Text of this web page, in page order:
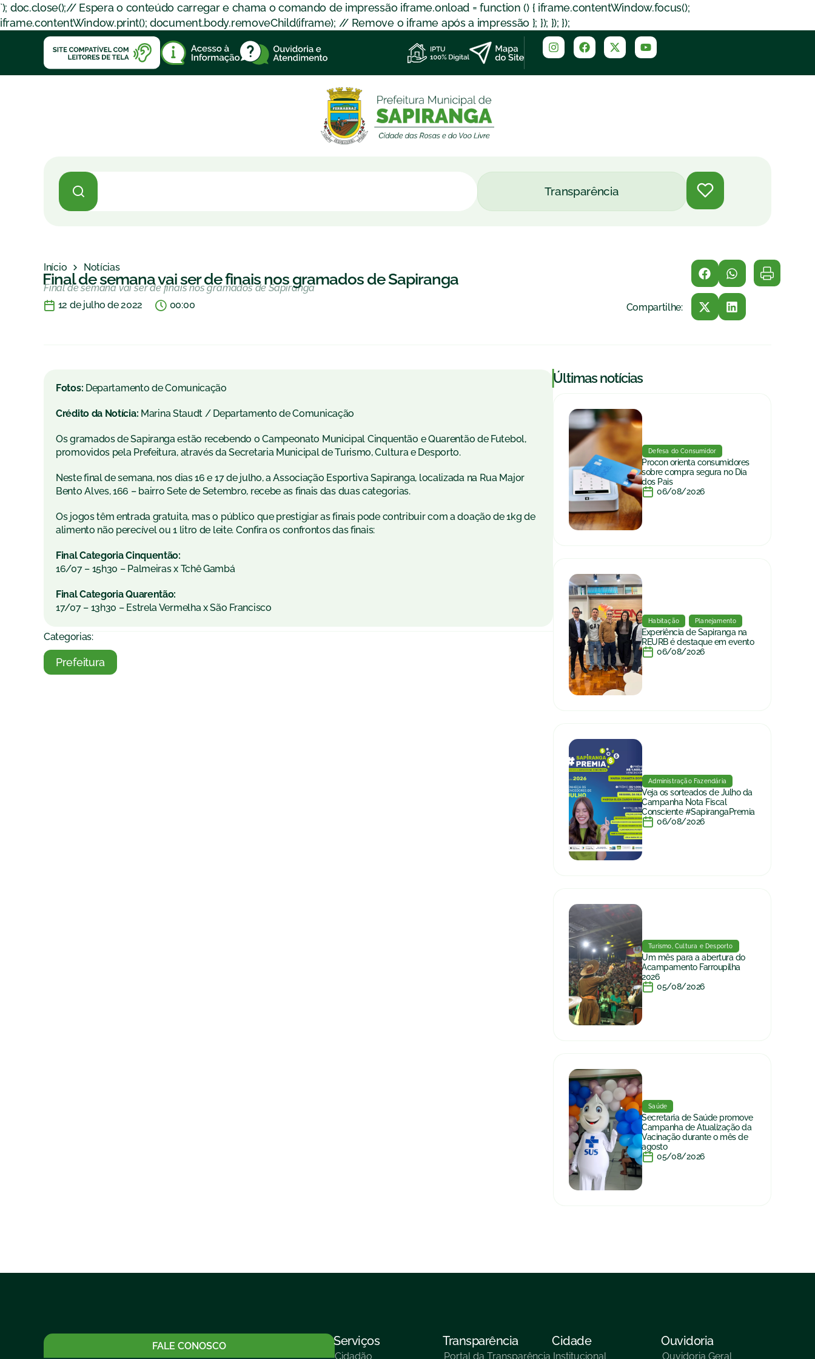
`); doc.close();// Espera o conteúdo carregar e chama o comando de impressão iframe.onload = function () { iframe.contentWindow.focus();
iframe.contentWindow.print(); document.body.removeChild(iframe); // Remove o iframe após a impressão }; }); }); });
Transparência
Início Notícias
Final de semana vai ser de finais nos gramados de Sapiranga
Final de semana vai ser de finais nos gramados de Sapiranga
12 de julho de 2022
00:00 Compartilhe:
Fotos: Departamento de Comunicação
Crédito da Notícia: Marina Staudt / Departamento de Comunicação
Os gramados de Sapiranga estão recebendo o Campeonato Municipal Cinquentão e Quarentão de Futebol,
promovidos pela Prefeitura, através da Secretaria Municipal de Turismo, Cultura e Desporto.
Neste final de semana, nos dias 16 e 17 de julho, a Associação Esportiva Sapiranga, localizada na Rua Major
Bento Alves, 166 – bairro Sete de Setembro, recebe as finais das duas categorias.
Os jogos têm entrada gratuita, mas o público que prestigiar as finais pode contribuir com a doação de 1kg de
alimento não perecível ou 1 litro de leite. Confira os confrontos das finais:
Final Categoria Cinquentão:
16/07 – 15h30 – Palmeiras x Tchê Gambá
Final Categoria Quarentão:
17/07 – 13h30 – Estrela Vermelha x São Francisco
Categorias:
Prefeitura
|Últimas notícias
Defesa do Consumidor
Procon orienta consumidores
sobre compra segura no Dia
dos Pais
06/08/2026
Habitação Planejamento
Experiência de Sapiranga na
REURB é destaque em evento
06/08/2026
Administração Fazendária
Veja os sorteados de Julho da
Campanha Nota Fiscal
Consciente #SapirangaPremia
06/08/2026
Turismo, Cultura e Desporto
Um mês para a abertura do
Acampamento Farroupilha
2026
05/08/2026
Saúde
Secretaria de Saúde promove
Campanha de Atualização da
Vacinação durante o mês de
agosto
05/08/2026
FALE CONOSCO Serviços
Cidadão
Transparência
Portal da Transparência
Cidade
Institucional
Ouvidoria
Ouvidoria Geral